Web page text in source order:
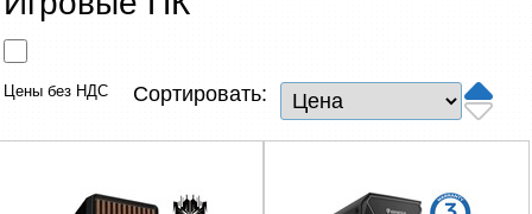
Сетевые товары
ТВ, Фото и электроника
Автотовары
Цены без НДС Сортировать: